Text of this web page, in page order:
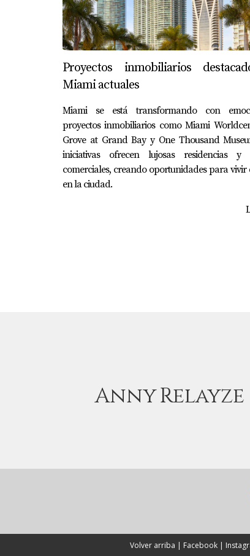
Proyectos inmobiliarios
Miami actuales
Miami se está transformando con
proyectos inmobiliarios como Miami
Grove at Grand Bay y One Thousand
iniciativas ofrecen lujosas residencias y
comerciales, creando oportunidades para vivir
en la ciudad.
AnnyRelayze
Volver arriba | Facebook |